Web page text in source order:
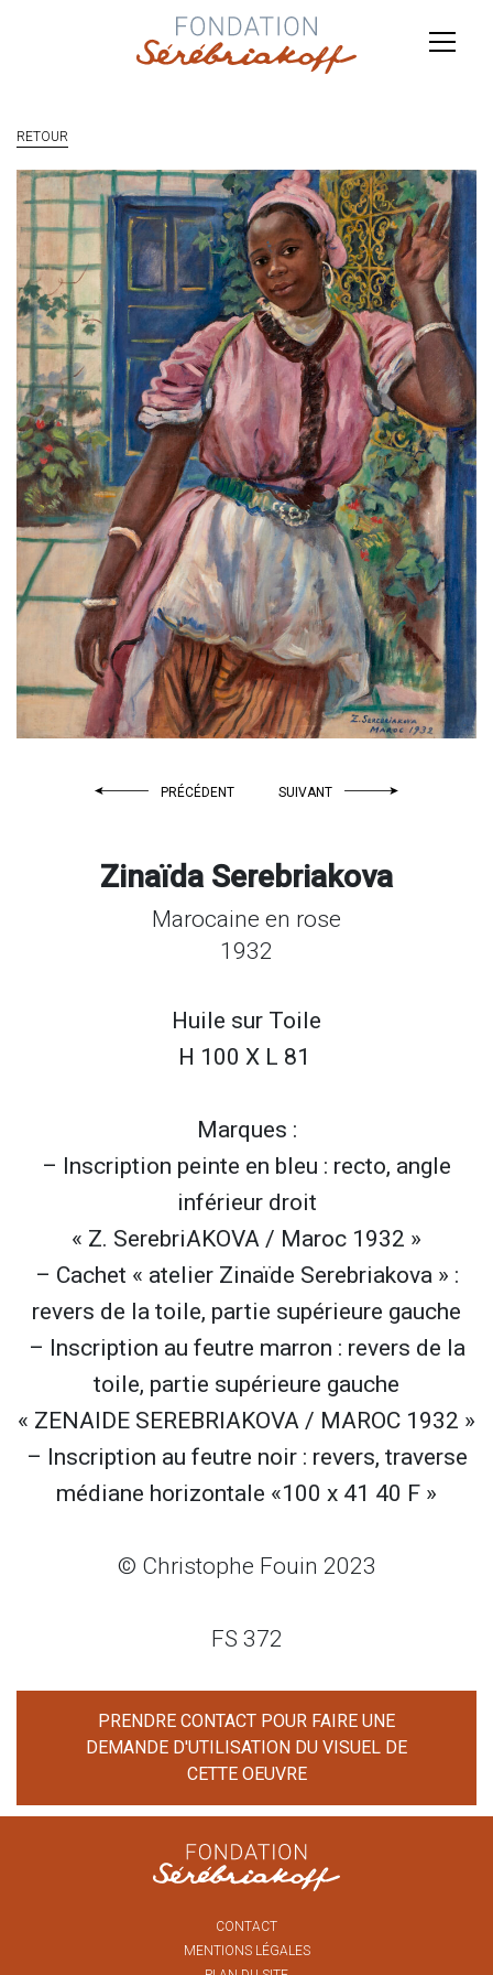
RETOUR
PRÉCÉDENT SUIVANT
Zinaïda Serebriakova
Marocaine en rose
1932
Huile sur Toile
H 100 X L 81
Marques :
– Inscription peinte en bleu : recto, angle
inférieur droit
« Z. SerebriAKOVA / Maroc 1932 »
– Cachet « atelier Zinaïde Serebriakova » :
revers de la toile, partie supérieure gauche
– Inscription au feutre marron : revers de la
toile, partie supérieure gauche
« ZENAIDE SEREBRIAKOVA / MAROC 1932 »
– Inscription au feutre noir : revers, traverse
médiane horizontale «100 x 41 40 F »
© Christophe Fouin 2023
FS 372
PRENDRE CONTACT POUR FAIRE UNE
DEMANDE D'UTILISATION DU VISUEL DE
CETTE OEUVRE
CONTACT
MENTIONS LÉGALES